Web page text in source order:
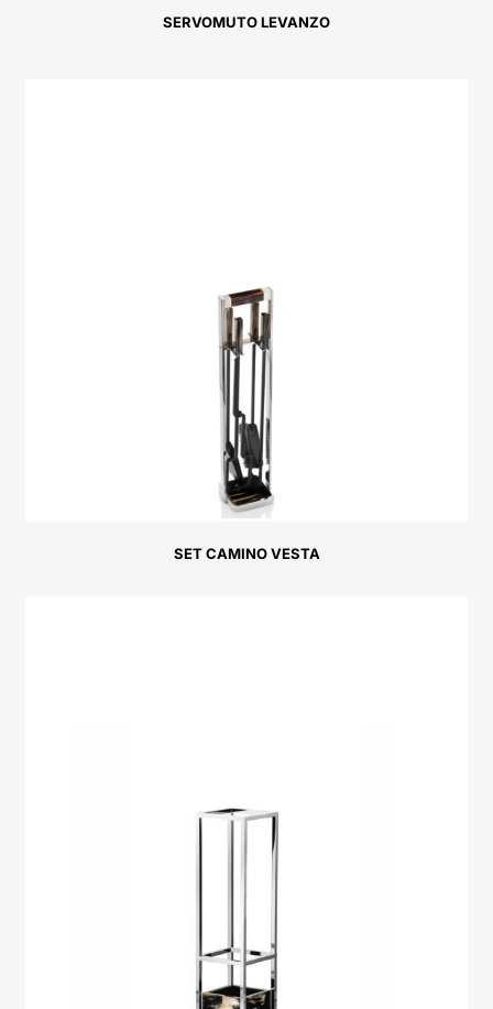
SERVOMUTO LEVANZO
SET CAMINO VESTA